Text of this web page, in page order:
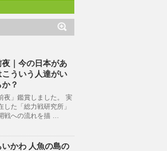
夜｜今の日本があ
こういう人達がい
？
夜」鑑賞しました。 実
した「総力戦研究所」
戦への流れを描 …
いかわ 人魚の島の